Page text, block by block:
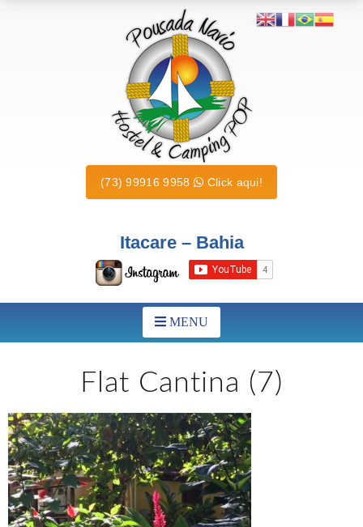
Itacare – Bahia
(73) 99916 9958 Click aqui!
MENU
Flat Cantina (7)